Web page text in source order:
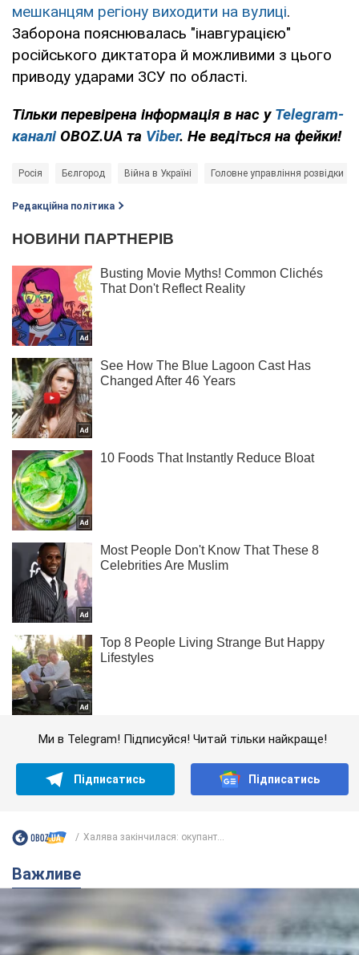
мешканцям регіону виходити на вулиці.
Заборона пояснювалась "інавгурацією"
російського диктатора й можливими з цього
приводу ударами ЗСУ по області.
Тільки перевірена інформація в нас у Telegram-
каналі OBOZ.UA та Viber. Не ведіться на фейки!
Росія Бєлгород Війна в Україні Головне управління розвідки
Редакційна політика
Ми в Telegram! Підписуйся! Читай тільки найкраще!
Підписатись Підписатись
Халява закінчилася: окупант...
Важливе